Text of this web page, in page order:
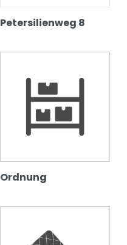
Petersilienweg 8
Ordnung